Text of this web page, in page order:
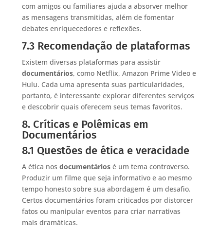
com amigos ou familiares ajuda a absorver melhor
as mensagens transmitidas, além de fomentar
debates enriquecedores e reflexões.
7.3 Recomendação de plataformas
Existem diversas plataformas para assistir
documentários, como Netflix, Amazon Prime Video e
Hulu. Cada uma apresenta suas particularidades,
portanto, é interessante explorar diferentes serviços
e descobrir quais oferecem seus temas favoritos.
8. Críticas e Polêmicas em
Documentários
8.1 Questões de ética e veracidade
A ética nos documentáriosé um tema controverso.
Produzir um filme que seja informativo e ao mesmo
tempo honesto sobre sua abordagem é um desafio.
Certos documentários foram criticados por distorcer
fatos ou manipular eventos para criar narrativas
mais dramáticas.